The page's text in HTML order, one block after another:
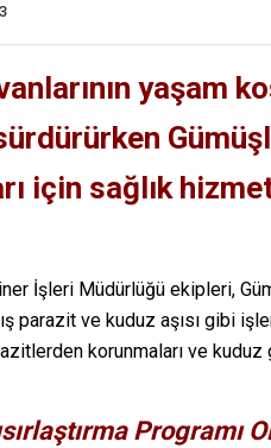
yaşam
için sağlık
İşleri Müdürlüğü ekipleri,
parazit ve kuduz aşısı gibi
korunmaları ve
Programı